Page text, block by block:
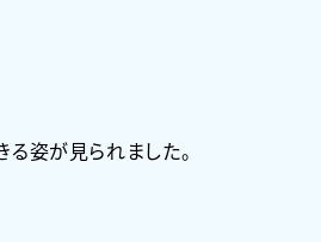
る姿が見られました。